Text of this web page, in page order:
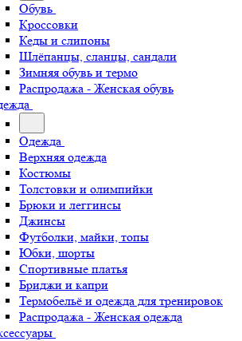
Обувь
Кроссовки
Кеды и слипоны
Шлёпанцы, сланцы, сандали
Зимняя обувь и термо
Распродажа - Женская обувь
Одежда
Верхняя одежда
Костюмы
Толстовки и олимпийки
Брюки и леггинсы
Джинсы
Футболки, майки, топы
Юбки, шорты
Спортивные платья
Бриджи и капри
Термобельё и одежда для тренировок
Распродажа - Женская одежда